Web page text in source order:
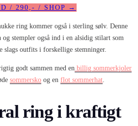
/ 290,- / SHOP →
ring kommer også i sterling sølv. Denne
og stempler også ind i en alsidig stilart som
slags outfits i forskellige stemninger.
godt sammen med en billig sommerkjoler
sommersko og en flot sommerhat.
ring i kraftigt